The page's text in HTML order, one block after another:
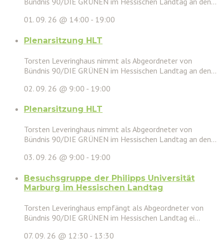
01. 09. 26 @ 14:00 - 19:00
Plenarsitzung HLT
Torsten Leveringhaus nimmt als Abgeordneter von
Bündnis 90/DIE GRÜNEN im Hessischen Landtag an den...
02. 09. 26 @ 9:00 - 19:00
Plenarsitzung HLT
Torsten Leveringhaus nimmt als Abgeordneter von
Bündnis 90/DIE GRÜNEN im Hessischen Landtag an den...
03. 09. 26 @ 9:00 - 19:00
Besuchsgruppe der Philipps Universität
Marburg im Hessischen Landtag
Torsten Leveringhaus empfängt als Abgeordneter von
Bündnis 90/DIE GRÜNEN im Hessischen Landtag ei...
07. 09. 26 @ 12:30 - 13:30